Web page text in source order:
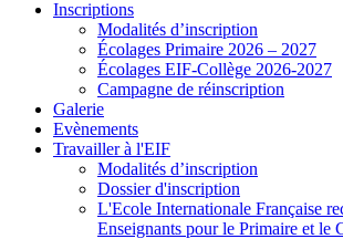
Inscriptions
Modalités d’inscription
Écolages Primaire 2026 – 2027
Écolages EIF-Collège 2026-2027
Campagne de réinscription
Galerie
Evènements
Travailler à l'EIF
Modalités d’inscription
Dossier d'inscription
L'Ecole Internationale Française
Enseignants pour le Primaire et le